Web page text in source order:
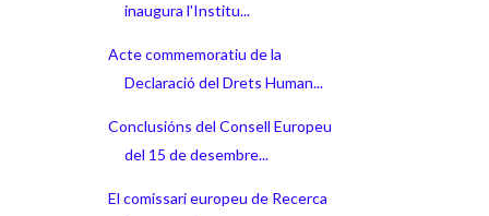
inaugura l'Institu...
Acte commemoratiu de la
Declaració del Drets Human...
Conclusións del Consell Europeu
del 15 de desembre...
El comissari europeu de Recerca